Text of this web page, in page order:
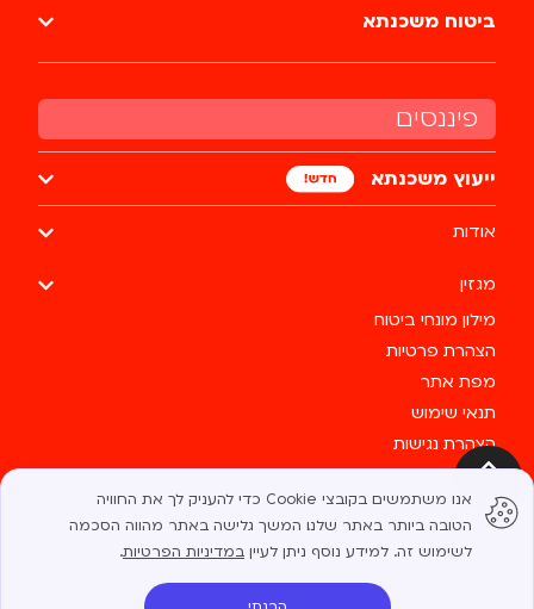
אנו משתמשים בקובצי Cookie כדי להעניק לך את החוויה
הטובה ביותר באתר שלנו. המשך גלישה באתר מהווה הסכמה
לשימוש זה. למידע נוסף ניתן לעיין במדיניות הפרטיות.
פיננסים
ייעוץ משכנתא
אודות
מגזין
מילון מונחי ביטוח
הצהרת פרטיות
מפת אתר
תנאי שימוש
הצהרת נגישות
צרו קשר
ביטוח משכנתא
כל הזכויות שמורות לבסטי @ 2025